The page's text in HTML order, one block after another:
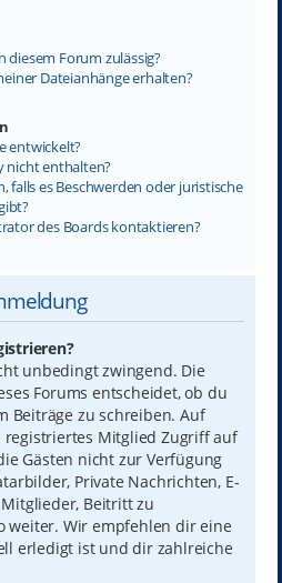
diesem Forum zulässig?
Dateianhänge erhalten?
entwickelt?
nicht enthalten?
falls es Beschwerden oder juristische
des Boards kontaktieren?
unbedingt zwingend. Die
Forums entscheidet, ob du
Beiträge zu schreiben. Auf
registriertes Mitglied Zugriff auf
Gästen nicht zur Verfügung
Private Nachrichten, E-
Beitritt zu
weiter. Wir empfehlen dir eine
erledigt ist und dir zahlreiche